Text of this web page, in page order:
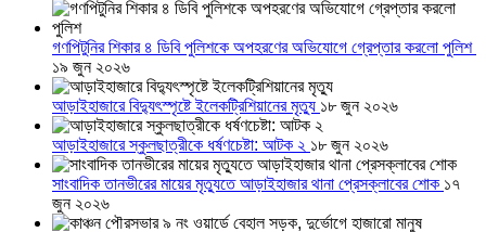
গণপিটুনির শিকার ৪ ডিবি পুলিশকে অপহরণের অভিযোগে গ্রেপ্তার করলো পুলিশ
১৯ জুন ২০২৬
আড়াইহাজারে বিদ্যুৎস্পৃষ্টে ইলেকট্রিশিয়ানের মৃত্যু ১৮ জুন ২০২৬
আড়াইহাজারে স্কুলছাত্রীকে ধর্ষণচেষ্টা: আটক ২ ১৮ জুন ২০২৬
সাংবাদিক তানভীরের মায়ের মৃত্যুতে আড়াইহাজার থানা প্রেসক্লাবের শোক ১৭
জুন ২০২৬